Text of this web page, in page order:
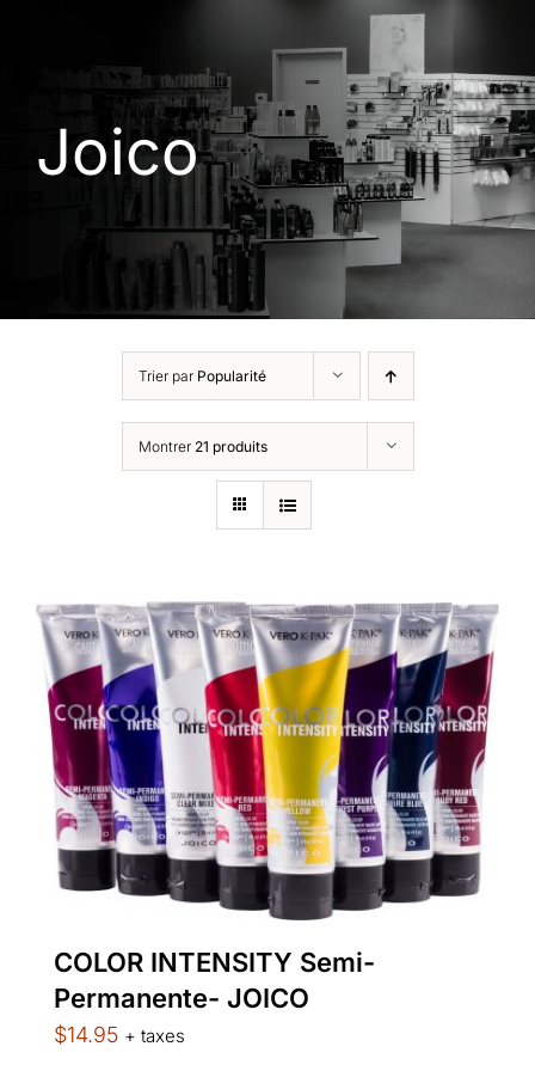
Joico
Trier par Popularité
Montrer 21 produits
COLOR INTENSITY Semi-
Permanente- JOICO
$14.95 + taxes